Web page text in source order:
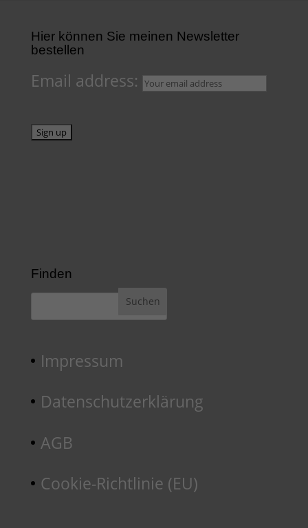
Hier können Sie meinen Newsletter
bestellen
Email address:
Finden
Impressum
Datenschutzerklärung
AGB
Cookie-Richtlinie (EU)